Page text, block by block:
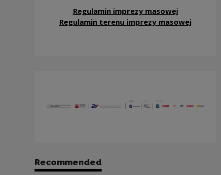
Regulamin imprezy masowejNote, the
Regulamin terenu imprezy masowejNote,
Recommended